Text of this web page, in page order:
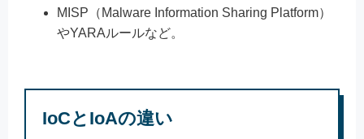
MISP（Malware Information Sharing Platform）
やYARAルールなど。
IoCとIoAの違い